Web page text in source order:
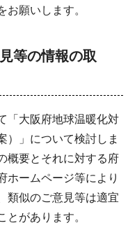
お願いします。
等の情報の取
「大阪府地球温暖化対
）」について検討しま
概要とそれに対する府
ホームページ等により
類似のご意見等は適宜
とがあります。